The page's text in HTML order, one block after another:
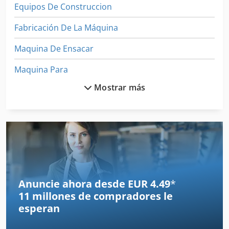
Equipos De Construccion
Fabricación De La Máquina
Maquina De Ensacar
Maquina Para
Maquinaria De Construccion
Maquinas De Coser Industriales
Maquinas De Embalaje
Máquina De Acabado
Máquina De Carpintería
Máquina De Dibujo
Mostrar más
Anuncie ahora desde EUR 4.49*
11 millones de compradores le
esperan